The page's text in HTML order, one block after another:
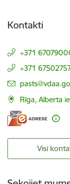
Kontakti
+371
+371
E-pasts:
Rīga, Alberta
Visi